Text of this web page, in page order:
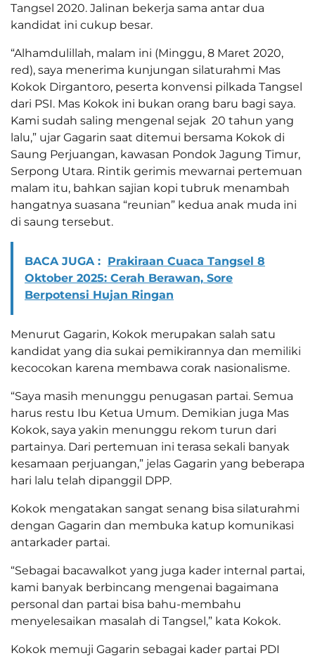
Tangsel 2020. Jalinan bekerja sama antar dua
kandidat ini cukup besar.
“Alhamdulillah, malam ini (Minggu, 8 Maret 2020,
red), saya menerima kunjungan silaturahmi Mas
Kokok Dirgantoro, peserta konvensi pilkada Tangsel
dari PSI. Mas Kokok ini bukan orang baru bagi saya.
Kami sudah saling mengenal sejak 20 tahun yang
lalu,” ujar Gagarin saat ditemui bersama Kokok di
Saung Perjuangan, kawasan Pondok Jagung Timur,
Serpong Utara. Rintik gerimis mewarnai pertemuan
malam itu, bahkan sajian kopi tubruk menambah
hangatnya suasana “reunian” kedua anak muda ini
di saung tersebut.
BACA JUGA : Prakiraan Cuaca Tangsel 8
Oktober 2025: Cerah Berawan, Sore
Berpotensi Hujan Ringan
Menurut Gagarin, Kokok merupakan salah satu
kandidat yang dia sukai pemikirannya dan memiliki
kecocokan karena membawa corak nasionalisme.
“Saya masih menunggu penugasan partai. Semua
harus restu Ibu Ketua Umum. Demikian juga Mas
Kokok, saya yakin menunggu rekom turun dari
partainya. Dari pertemuan ini terasa sekali banyak
kesamaan perjuangan,” jelas Gagarin yang beberapa
hari lalu telah dipanggil DPP.
Kokok mengatakan sangat senang bisa silaturahmi
dengan Gagarin dan membuka katup komunikasi
antarkader partai.
“Sebagai bacawalkot yang juga kader internal partai,
kami banyak berbincang mengenai bagaimana
personal dan partai bisa bahu-membahu
menyelesaikan masalah di Tangsel,” kata Kokok.
Kokok memuji Gagarin sebagai kader partai PDI